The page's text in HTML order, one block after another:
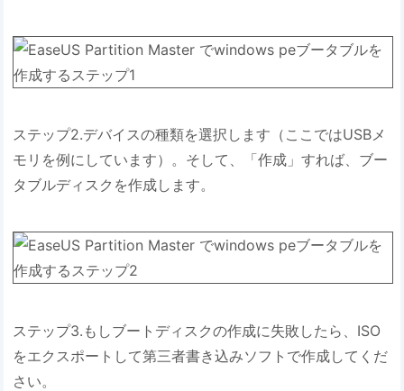
ステップ2.デバイスの種類を選択します（ここではUSBメ
モリを例にしています）。そして、「作成」すれば、ブー
タブルディスクを作成します。
ステップ3.もしブートディスクの作成に失敗したら、ISO
をエクスポートして第三者書き込みソフトで作成してくだ
さい。